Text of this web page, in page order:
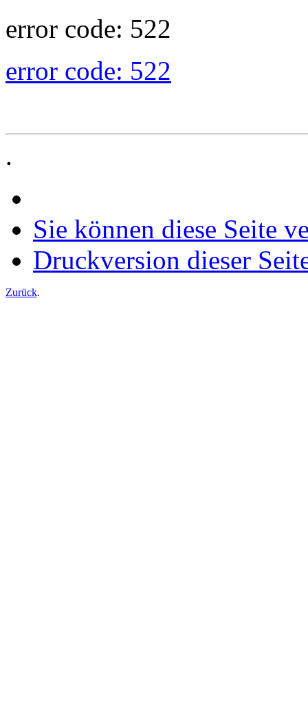
error code: 522
error code: 522
.
Sie können diese Seite
Druckversion dieser
Zurück.